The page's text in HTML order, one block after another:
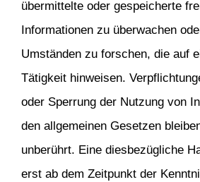
übermittelte oder gespeicherte
Informationen zu überwachen
Umständen zu forschen, die auf
Tätigkeit hinweisen.
oder Sperrung der Nutzung von
den allgemeinen Gesetzen
unberührt. Eine diesbezügliche
erst ab dem Zeitpunkt der